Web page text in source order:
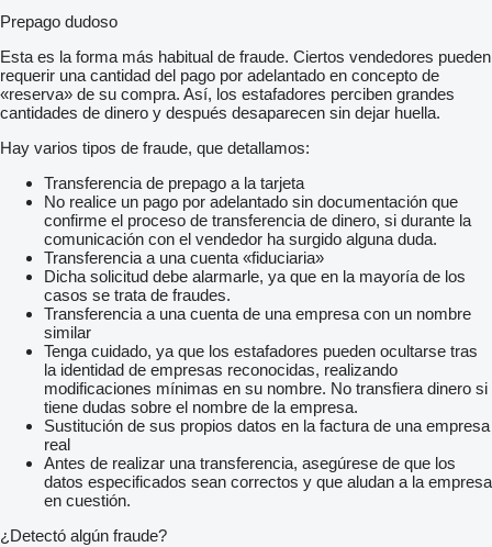
–Porte a canarias desde 1.110€ + IVA.
* Impuestos y gestión no incluidos
*El porte se realiza por carretera hasta Huelva y desde allí en
ferry hasta la isla correspondiente para los ciudadanos
canarios, debiendo el cliente embarcarse también en el ferry
para completar el traslado.
-Consultar plazo de entrega.
Más info en nuestra web:mostrar contactos
-Financiación a tu medida.
Consúltanos tu caso. Adaptamos la financiación a tus
necesidades. Sujeto a condiciones de cada entidad financiera.
Valido salvo error tipográfico.
Dispone de aire acondicionado, GPS, pantalla multimedia, etc.
Prepago dudoso
Esta es la forma más habitual de fraude. Ciertos vendedores pueden
requerir una cantidad del pago por adelantado en concepto de
«reserva» de su compra. Así, los estafadores perciben grandes
cantidades de dinero y después desaparecen sin dejar huella.
Hay varios tipos de fraude, que detallamos:
Transferencia de prepago a la tarjeta
No realice un pago por adelantado sin documentación que
confirme el proceso de transferencia de dinero, si durante la
comunicación con el vendedor ha surgido alguna duda.
Transferencia a una cuenta «fiduciaria»
Dicha solicitud debe alarmarle, ya que en la mayoría de los
casos se trata de fraudes.
Transferencia a una cuenta de una empresa con un nombre
similar
Tenga cuidado, ya que los estafadores pueden ocultarse tras
la identidad de empresas reconocidas, realizando
modificaciones mínimas en su nombre. No transfiera dinero si
tiene dudas sobre el nombre de la empresa.
Sustitución de sus propios datos en la factura de una empresa
real
Antes de realizar una transferencia, asegúrese de que los
datos especificados sean correctos y que aludan a la empresa
en cuestión.
¿Detectó algún fraude?